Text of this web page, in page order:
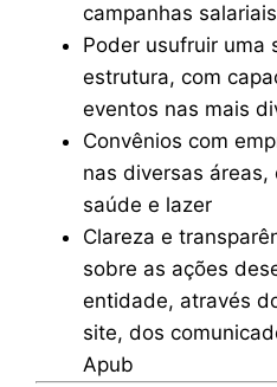
campanhas salariais
Poder usufruir uma
estrutura, com
eventos nas mais
Convênios com
nas diversas áreas,
saúde e lazer
Clareza e
sobre as ações
entidade, através
site, dos
Apub